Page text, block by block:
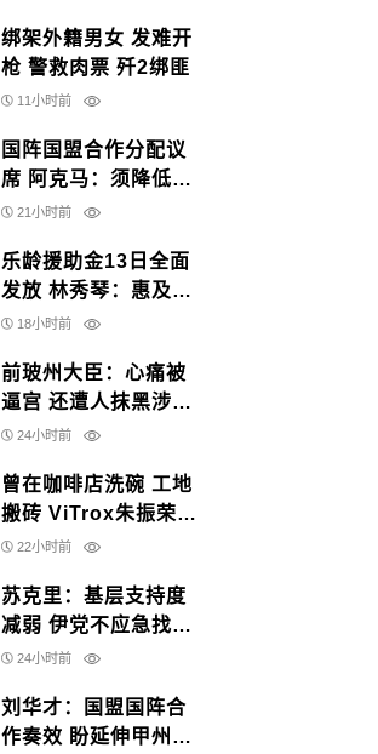
绑架外籍男女 发难开
枪 警救肉票 歼2绑匪
11小时前
国阵国盟合作分配议
席 阿克马：须降低姿
态谈
21小时前
乐龄援助金13日全面
发放 林秀琴：惠及逾
1万人
18小时前
前玻州大臣：心痛被
逼宫 还遭人抹黑涉通
奸24小时前
曾在咖啡店洗碗 工地
搬砖 ViTrox朱振荣
分享逆袭人生
22小时前
苏克里：基层支持度
减弱 伊党不应急找
“替罪羊”
24小时前
刘华才：国盟国阵合
作奏效 盼延伸甲州选